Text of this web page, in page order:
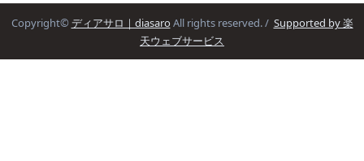
Copyright© ディアサロ｜diasaroAll rights reserved. / Supported by 楽
天ウェブサービス